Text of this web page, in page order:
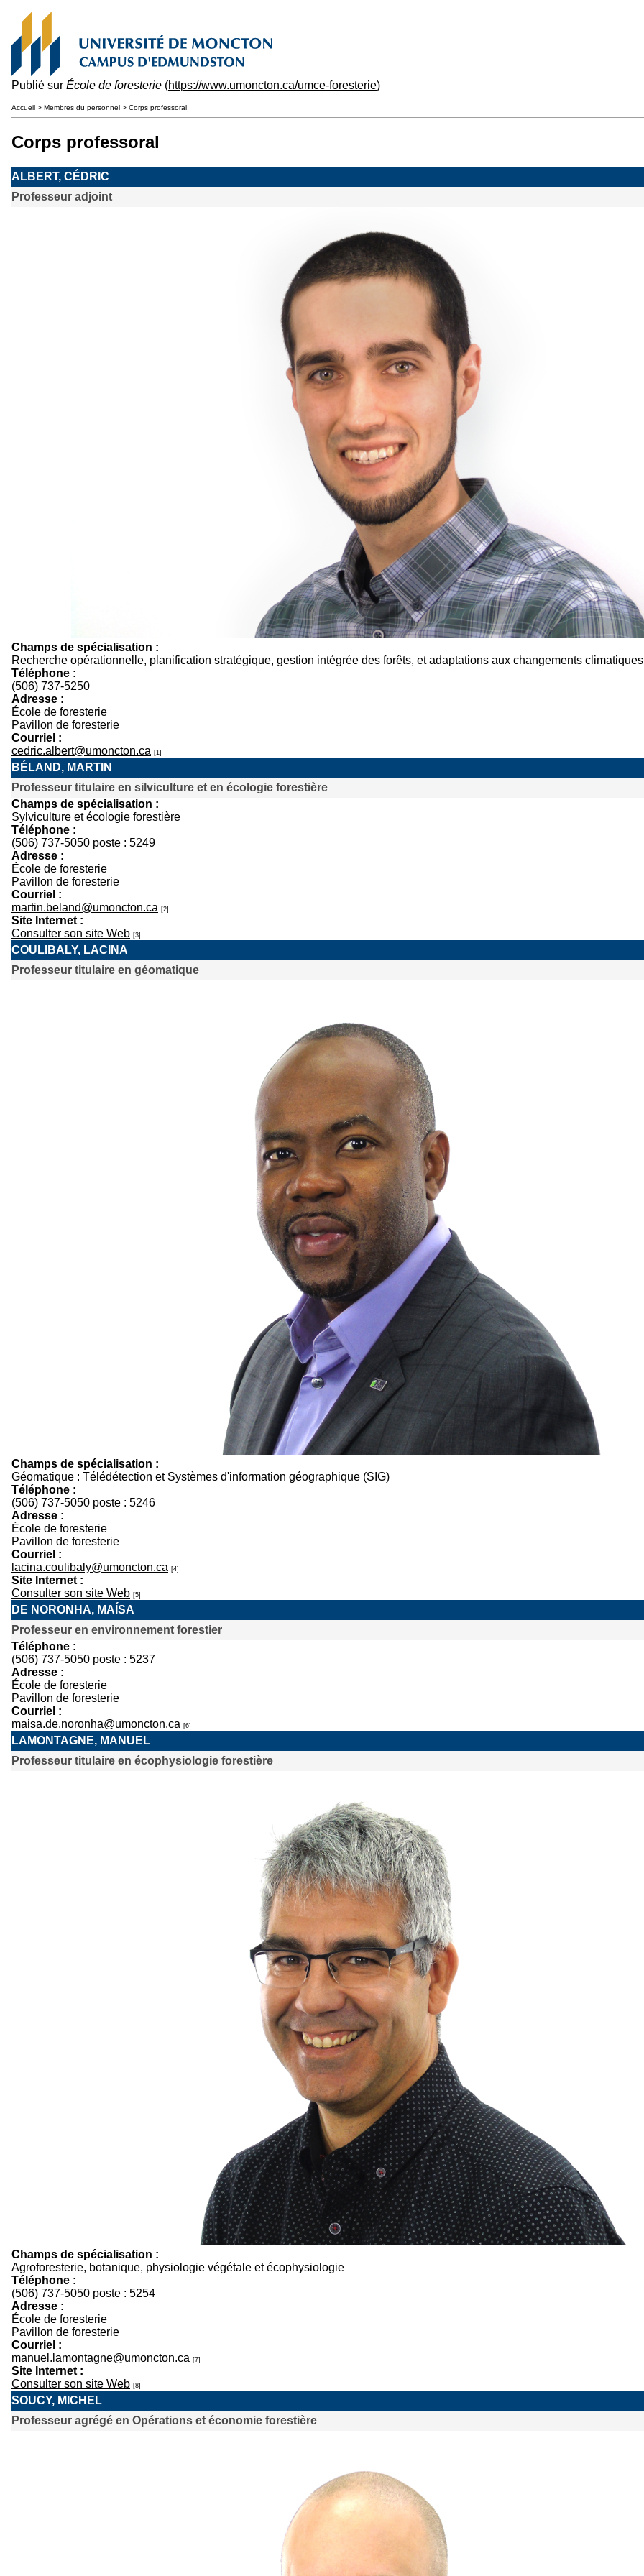
Publié sur École de foresterie (https://www.umoncton.ca/umce-foresterie)
Accueil > Membres du personnel > Corps professoral
Corps professoral
ALBERT, CÉDRIC
Professeur adjoint
Champs de spécialisation :
Recherche opérationnelle, planification stratégique, gestion intégrée des forêts, et adaptations aux changements
Téléphone :
(506) 737-5250
Adresse :
École de foresterie
Pavillon de foresterie
Courriel :
cedric.albert@umoncton.ca [1]
BÉLAND, MARTIN
Professeur titulaire en silviculture et en écologie forestière
Champs de spécialisation :
Sylviculture et écologie forestière
Téléphone :
(506) 737-5050 poste : 5249
Adresse :
École de foresterie
Pavillon de foresterie
Courriel :
martin.beland@umoncton.ca [2]
Site Internet :
Consulter son site Web [3]
COULIBALY, LACINA
Professeur titulaire en géomatique
Champs de spécialisation :
Géomatique : Télédétection et Systèmes d'information géographique (SIG)
Téléphone :
(506) 737-5050 poste : 5246
Adresse :
École de foresterie
Pavillon de foresterie
Courriel :
lacina.coulibaly@umoncton.ca [4]
Site Internet :
Consulter son site Web [5]
DE NORONHA, MAÍSA
Professeur en environnement forestier
Téléphone :
(506) 737-5050 poste : 5237
Adresse :
École de foresterie
Pavillon de foresterie
Courriel :
maisa.de.noronha@umoncton.ca [6]
LAMONTAGNE, MANUEL
Professeur titulaire en écophysiologie forestière
Champs de spécialisation :
Agroforesterie, botanique, physiologie végétale et écophysiologie
Téléphone :
(506) 737-5050 poste : 5254
Adresse :
École de foresterie
Pavillon de foresterie
Courriel :
manuel.lamontagne@umoncton.ca [7]
Site Internet :
Consulter son site Web [8]
SOUCY, MICHEL
Professeur agrégé en Opérations et économie forestière